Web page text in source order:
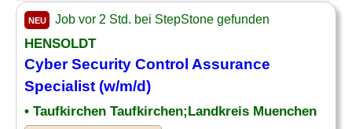
NEU Job vor 2 Std. bei StepStone gefunden
HENSOLDT
Cyber Security Control Assurance
Specialist (w/m/d)
• Taufkirchen Taufkirchen;Landkreis Muenchen